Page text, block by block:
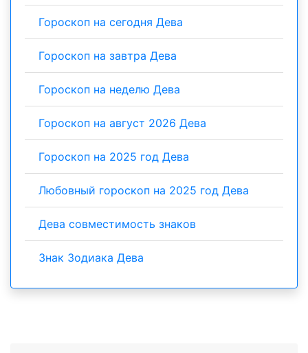
Гороскоп на сегодня Дева
Гороскоп на завтра Дева
Гороскоп на неделю Дева
Гороскоп на август 2026 Дева
Гороскоп на 2025 год Дева
Любовный гороскоп на 2025 год Дева
Дева совместимость знаков
Знак Зодиака Дева